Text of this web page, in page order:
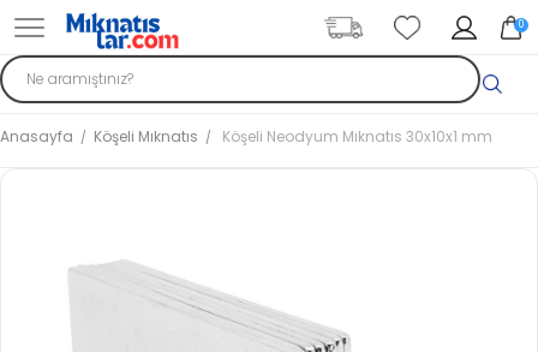
0
Anasayfa Köşeli Mıknatıs Köşeli Neodyum Mıknatıs 30x10x1 mm